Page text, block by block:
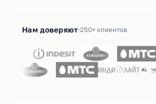
Нам доверяют 250+ клиентов